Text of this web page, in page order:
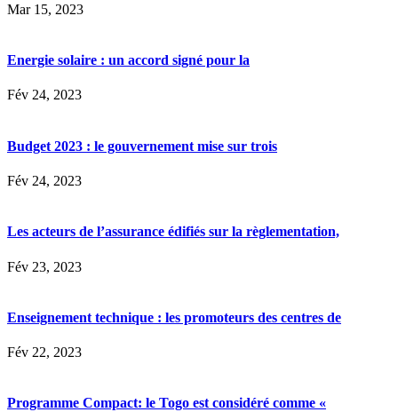
Mar 15, 2023
Energie solaire : un accord signé pour la
Fév 24, 2023
Budget 2023 : le gouvernement mise sur trois
Fév 24, 2023
Les acteurs de l’assurance édifiés sur la règlementation,
Fév 23, 2023
Enseignement technique : les promoteurs des centres de
Fév 22, 2023
Programme Compact: le Togo est considéré comme «